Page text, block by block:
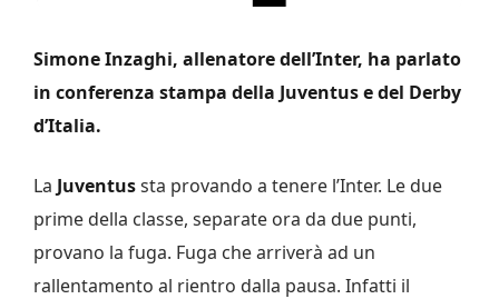
Simone Inzaghi, allenatore dell’Inter, ha parlato
in conferenza stampa della Juventus e del Derby
d’Italia.
La Juventussta provando a tenere l’Inter. Le due
prime della classe, separate ora da due punti,
provano la fuga. Fuga che arriverà ad un
rallentamento al rientro dalla pausa. Infatti il